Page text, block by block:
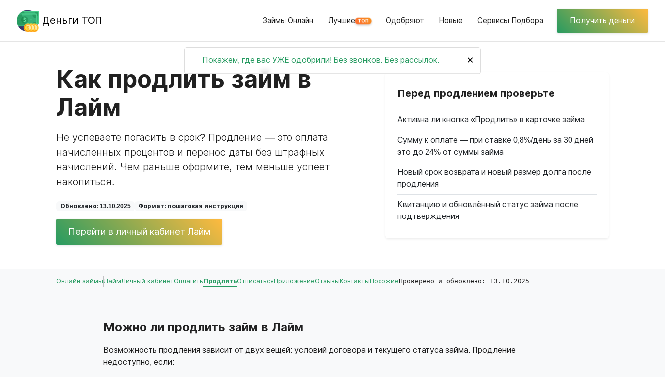
Деньги ТОП Займы Онлайн Лучшие ТОП Одобряют Новые Сервисы Подбора Получить деньги
Покажем, где вас УЖЕ одобрили! Без звонков. Без рассылок. ×
Как продлить займ в
Лайм
Не успеваете погасить в срок? Продление — это оплата
начисленных процентов и перенос даты без штрафных
начислений. Чем раньше оформите, тем меньше успеет
накопиться.
Обновлено: 13.10.2025 Формат: пошаговая инструкция
Перейти в личный кабинет Лайм
Перед продлением проверьте
Активна ли кнопка «Продлить» в карточке займа
Сумму к оплате — при ставке 0,8%/день за 30 дней
это до 24% от суммы займа
Новый срок возврата и новый размер долга после
продления
Квитанцию и обновлённый статус займа после
подтверждения
Онлайн займыЛаймЛичный кабинетОплатитьПродлитьОтписатьсяПриложениеОтзывыКонтактыПохожиеПроверено и обновлено: 13.10.2025
Можно ли продлить займ в Лайм
Возможность продления зависит от двух вещей: условий договора и текущего статуса займа. Продление
недоступно, если: